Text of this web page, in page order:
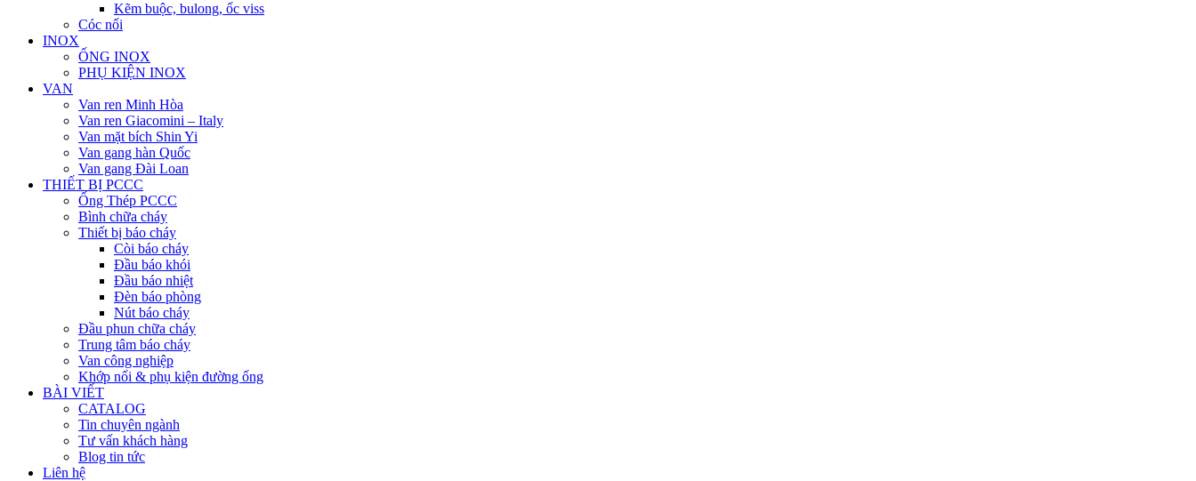
Kẽm buộc, bulong, ốc viss
Cóc nối
INOX
ỐNG INOX
PHỤ KIỆN INOX
VAN
Van ren Minh Hòa
Van ren Giacomini – Italy
Van mặt bích Shin Yi
Van gang hàn Quốc
Van gang Đài Loan
THIẾT BỊ PCCC
Ống Thép PCCC
Bình chữa cháy
Thiết bị báo cháy
Còi báo cháy
Đầu báo khói
Đầu báo nhiệt
Đèn báo phòng
Nút báo cháy
Đầu phun chữa cháy
Trung tâm báo cháy
Van công nghiệp
Khớp nối & phụ kiện đường ống
BÀI VIẾT
CATALOG
Tin chuyên ngành
Tư vấn khách hàng
Blog tin tức
Liên hệ